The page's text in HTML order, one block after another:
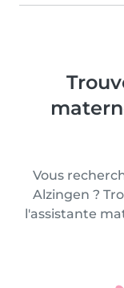
Vous
Alzingen ?
l'assistante